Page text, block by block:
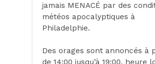
jamais MENACÉ par des
météos apocalyptiques à
Philadelphie.
Des orages sont annoncés à
de 14:00 jusqu’à 19:00, heure